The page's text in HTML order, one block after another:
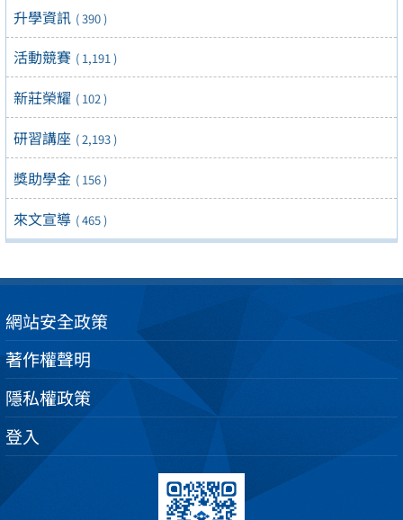
升學資訊 ( 390 )
活動競賽 ( 1,191 )
新莊榮耀 ( 102 )
研習講座 ( 2,193 )
獎助學金 ( 156 )
來文宣導 ( 465 )
網站安全政策
著作權聲明
隱私權政策
登入